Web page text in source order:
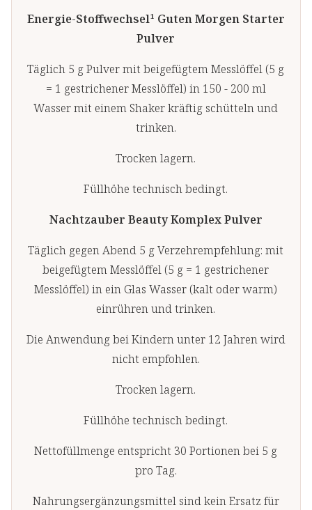
Energie-Stoffwechsel¹ Guten Morgen Starter
Pulver
Täglich 5 g Pulver mit beigefügtem Messlöffel (5 g
= 1 gestrichener Messlöffel) in 150 - 200 ml
Wasser mit einem Shaker kräftig schütteln und
trinken.
Trocken lagern.
Füllhöhe technisch bedingt.
Nachtzauber Beauty Komplex Pulver
Täglich gegen Abend 5 g Verzehrempfehlung: mit
beigefügtem Messlöffel (5 g = 1 gestrichener
Messlöffel) in ein Glas Wasser (kalt oder warm)
einrühren und trinken.
Die Anwendung bei Kindern unter 12 Jahren wird
nicht empfohlen.
Trocken lagern.
Füllhöhe technisch bedingt.
Nettofüllmenge entspricht 30 Portionen bei 5 g
pro Tag.
Nahrungsergänzungsmittel sind kein Ersatz für